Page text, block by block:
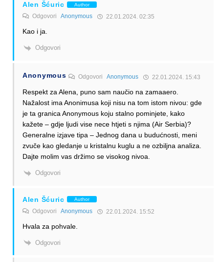
Alen Šćuric Author
Odgovori Anonymous 22.01.2024. 02:35
Kao i ja.
Odgovori
Anonymous OdgovoriAnonymous 22.01.2024. 15:43
Respekt za Alena, puno sam naučio na zamaaero.
Nažalost ima Anonimusa koji nisu na tom istom nivou: gde
je ta granica Anonymous koju stalno pominjete, kako
kažete – gdje ljudi vise nece htjeti s njima (Air Serbia)?
Generalne izjave tipa – Jednog dana u budućnosti, meni
zvuče kao gledanje u kristalnu kuglu a ne ozbiljna analiza.
Dajte molim vas držimo se visokog nivoa.
Odgovori
Alen Šćuric Author
Odgovori Anonymous 22.01.2024. 15:52
Hvala za pohvale.
Odgovori